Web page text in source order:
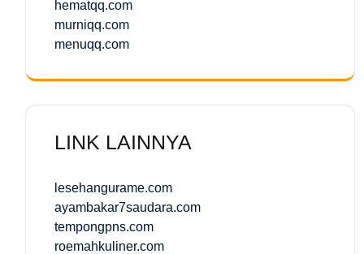
hematqq.com
murniqq.com
menuqq.com
LINK LAINNYA
lesehangurame.com
ayambakar7saudara.com
tempongpns.com
roemahkuliner.com